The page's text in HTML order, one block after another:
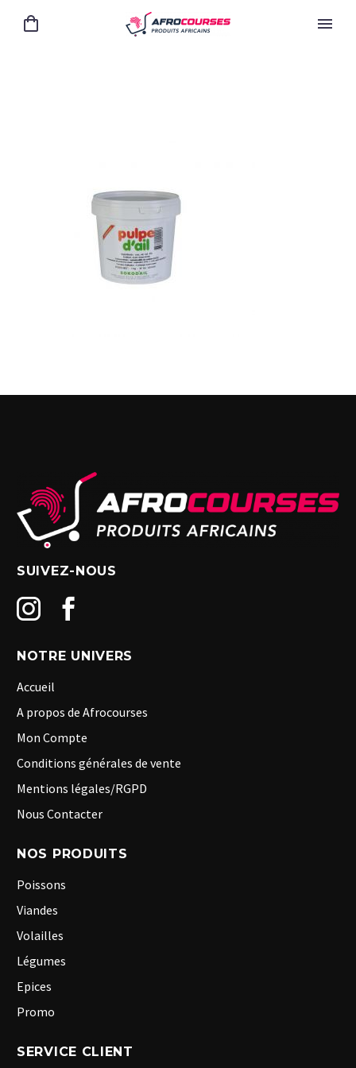
SUIVEZ-NOUS
NOTRE UNIVERS
Accueil
A propos de Afrocourses
Mon Compte
Conditions générales de vente
Mentions légales/RGPD
Nous Contacter
NOS PRODUITS
Poissons
Viandes
Volailles
Légumes
Epices
Promo
SERVICE CLIENT